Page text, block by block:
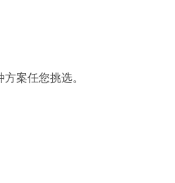
案任您挑选。